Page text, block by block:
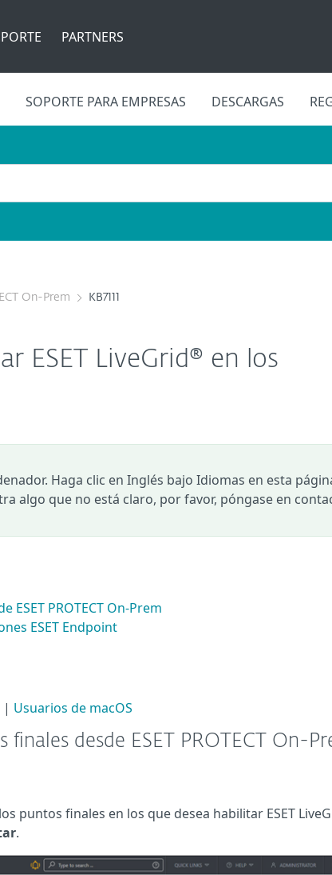
PARTNERS
SOPORTE PARA EMPRESAS DESCARGAS
On-Prem KB7111
ESET LiveGrid® en los
Haga clic en Inglés bajo Idiomas en esta
algo que no está claro, por favor, póngase en
ESET PROTECT On-Prem
ESET Endpoint
| Usuarios de macOS
finales desde ESET PROTECT On-
puntos finales en los que desea habilitar ESET
.